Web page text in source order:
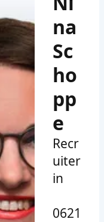
na
Sc
ho
pp
e
Recr
uiter
in
0621